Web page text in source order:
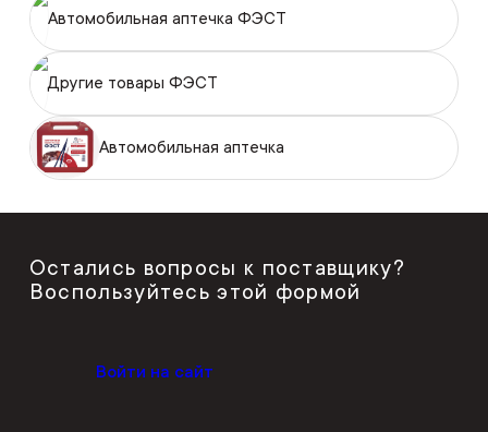
Автомобильная аптечка ФЭСТ
Другие товары ФЭСТ
Автомобильная аптечка
Остались вопросы к поставщику?
Воспользуйтесь этой формой
Войти на сайт